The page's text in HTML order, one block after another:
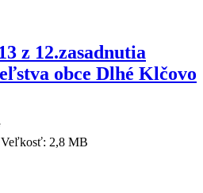
z 12.zasadnutia
obce Dlhé Klčovo
Veľkosť: 2,8 MB